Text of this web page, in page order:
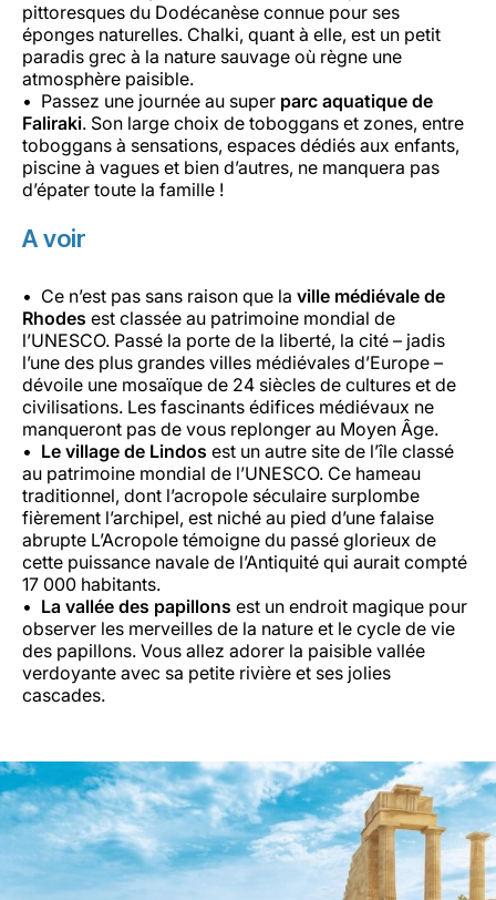
pittoresques du Dodécanèse connue pour ses
éponges naturelles. Chalki, quant à elle, est un petit
paradis grec à la nature sauvage où règne une
atmosphère paisible.
Passez une journée au super parc aquatique de
Faliraki. Son large choix de toboggans et zones, entre
toboggans à sensations, espaces dédiés aux enfants,
piscine à vagues et bien d’autres, ne manquera pas
d’épater toute la famille !
A voir
Ce n’est pas sans raison que la ville médiévale de
Rhodes est classée au patrimoine mondial de
l’UNESCO. Passé la porte de la liberté, la cité – jadis
l’une des plus grandes villes médiévales d’Europe –
dévoile une mosaïque de 24 siècles de cultures et de
civilisations. Les fascinants édifices médiévaux ne
manqueront pas de vous replonger au Moyen Âge.
Le village de Lindos est un autre site de l’île classé
au patrimoine mondial de l’UNESCO. Ce hameau
traditionnel, dont l’acropole séculaire surplombe
fièrement l’archipel, est niché au pied d’une falaise
abrupte L’Acropole témoigne du passé glorieux de
cette puissance navale de l’Antiquité qui aurait compté
17 000 habitants.
La vallée des papillons est un endroit magique pour
observer les merveilles de la nature et le cycle de vie
des papillons. Vous allez adorer la paisible vallée
verdoyante avec sa petite rivière et ses jolies
cascades.